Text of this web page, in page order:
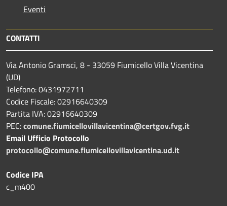
Eventi
CONTATTI
Via Antonio Gramsci, 8 - 33059 Fiumicello Villa Vicentina
(UD)
Telefono: 0431972711
Codice Fiscale: 02916640309
Partita IVA: 02916640309
PEC:comune.fiumicellovillavicentina@certgov.fvg.it
Email Ufficio Protocollo
protocollo@comune.fiumicellovillavicentina.ud.it
Codice IPA
c_m400